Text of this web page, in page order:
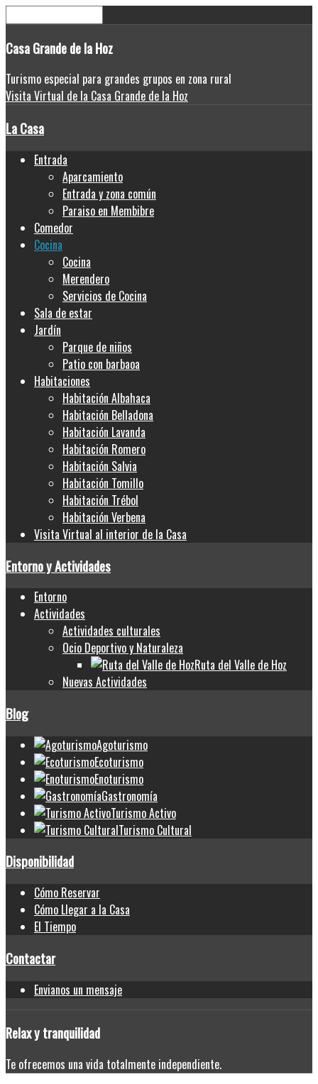
CasaGrande de la Hoz
Turismo especial para grandes grupos en zona rural
Visita Virtual de la Casa Grande de la Hoz
La Casa
Entrada
Aparcamiento
Entrada y zona común
Paraiso en Membibre
Comedor
Cocina
Cocina
Merendero
Servicios de Cocina
Sala de estar
Jardín
Parque de niños
Patio con barbaoa
Habitaciones
Habitación Albahaca
Habitación Belladona
Habitación Lavanda
Habitación Romero
Habitación Salvia
Habitación Tomillo
Habitación Trébol
Habitación Verbena
Visita Virtual al interior de la Casa
Entorno y Actividades
Entorno
Actividades
Actividades culturales
Ocio Deportivo y Naturaleza
Ruta del Valle de Hoz
Nuevas Actividades
Blog
Agoturismo
Ecoturismo
Enoturismo
Gastronomía
Turismo Activo
Turismo Cultural
Disponibilidad
Cómo Reservar
Cómo Llegar a la Casa
El Tiempo
Contactar
Envianos un mensaje
Relaxy tranquilidad
Te ofrecemos una vida totalmente independiente.